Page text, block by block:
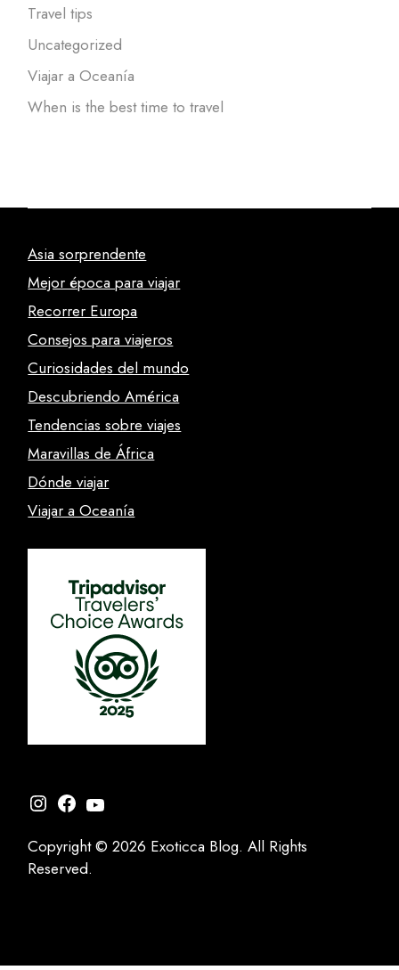
Travel tips
Uncategorized
Viajar a Oceanía
When is the best time to travel
Asia sorprendente
Mejor época para viajar
Recorrer Europa
Consejos para viajeros
Curiosidades del mundo
Descubriendo América
Tendencias sobre viajes
Maravillas de África
Dónde viajar
Viajar a Oceanía
Instagram
Facebook
YouTube
Copyright © 2026 Exoticca Blog. All Rights
Reserved.